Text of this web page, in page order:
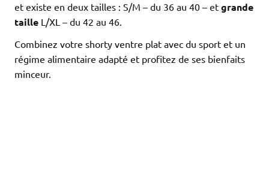
et existe en deux tailles : S/M – du 36 au 40 – et grande
taille L/XL – du 42 au 46.
Combinez votre shorty ventre plat avec du sport et un
régime alimentaire adapté et profitez de ses bienfaits
minceur.